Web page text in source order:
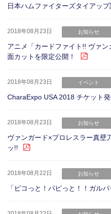
日本ハムファイターズタイアップ
2018年08月23日 お知らせ
アニメ「カードファイト!! ヴァ
面カットを限定公開！
2018年08月23日 イベント
CharaExpo USA 2018 チケット発
2018年08月23日 お知らせ
ヴァンガード×プロレスラー真壁
ッ!!
2018年08月22日 お知らせ
「ピコっと！パピっと！！ガル